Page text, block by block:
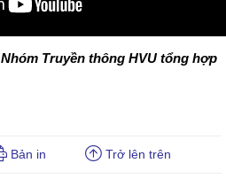
Nhóm Truyền thông HVU tổng hợp
Bản in Trở lên trên